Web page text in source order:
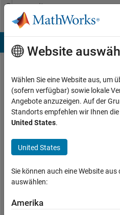
Weiter zum Inhalt
Community
Profile
JAYARAM
PRAKASH
Last
mehr
als
ein
Jahr
|
Aktiv
Website
Wählen Sie eine Website aus, um
(sofern verfügbar) sowie lokale
Angebote anzuzeigen. Auf der
Standorts empfehlen wir Ihnen
United States.
United States
Sie können auch eine Website
auswählen:
Amerika